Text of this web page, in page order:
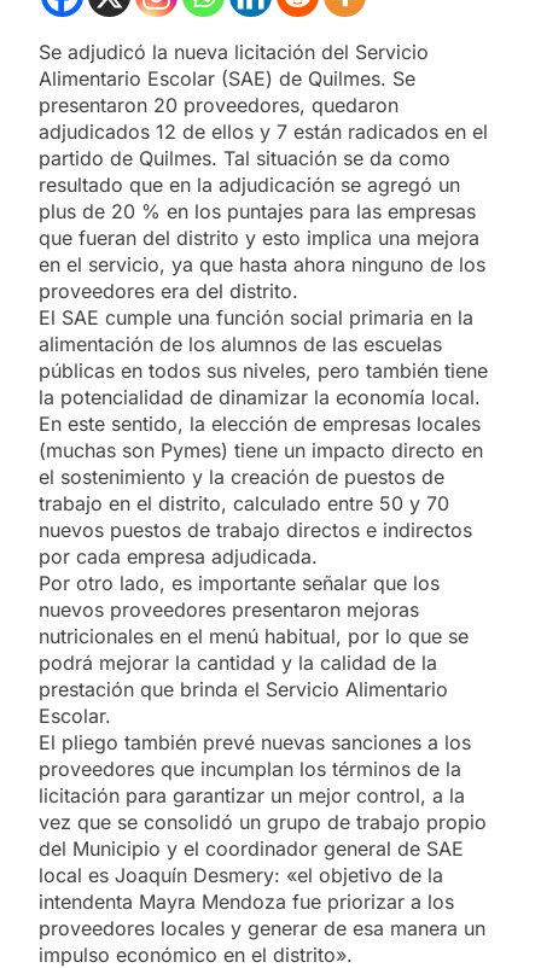
Se adjudicó la nueva licitación del Servicio
Alimentario Escolar (SAE) de Quilmes. Se
presentaron 20 proveedores, quedaron
adjudicados 12 de ellos y 7 están radicados en el
partido de Quilmes. Tal situación se da como
resultado que en la adjudicación se agregó un
plus de 20 % en los puntajes para las empresas
que fueran del distrito y esto implica una mejora
en el servicio, ya que hasta ahora ninguno de los
proveedores era del distrito.
El SAE cumple una función social primaria en la
alimentación de los alumnos de las escuelas
públicas en todos sus niveles, pero también tiene
la potencialidad de dinamizar la economía local.
En este sentido, la elección de empresas locales
(muchas son Pymes) tiene un impacto directo en
el sostenimiento y la creación de puestos de
trabajo en el distrito, calculado entre 50 y 70
nuevos puestos de trabajo directos e indirectos
por cada empresa adjudicada.
Por otro lado, es importante señalar que los
nuevos proveedores presentaron mejoras
nutricionales en el menú habitual, por lo que se
podrá mejorar la cantidad y la calidad de la
prestación que brinda el Servicio Alimentario
Escolar.
El pliego también prevé nuevas sanciones a los
proveedores que incumplan los términos de la
licitación para garantizar un mejor control, a la
vez que se consolidó un grupo de trabajo propio
del Municipio y el coordinador general de SAE
local es Joaquín Desmery: «el objetivo de la
intendenta Mayra Mendoza fue priorizar a los
proveedores locales y generar de esa manera un
impulso económico en el distrito».